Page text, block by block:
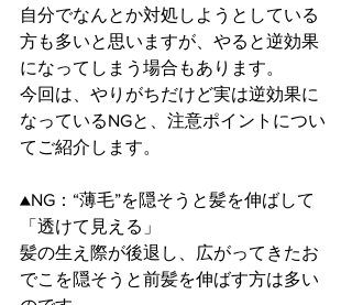
自分でなんとか対処しようとしている
方も多いと思いますが、やると逆効果
になってしまう場合もあります。
今回は、やりがちだけど実は逆効果に
なっているNGと、注意ポイントについ
てご紹介します。
▲NG：“薄毛”を隠そうと髪を伸ばして
「透けて見える」
髪の生え際が後退し、広がってきたお
でこを隠そうと前髪を伸ばす方は多い